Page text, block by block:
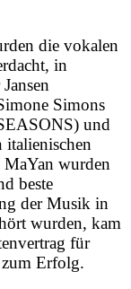
die vokalen
in
Simons
und
italienischen
wurden
beste
der Musik in
wurden, kam
für
Erfolg.